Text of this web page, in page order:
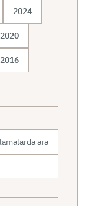
2024
2020
2016